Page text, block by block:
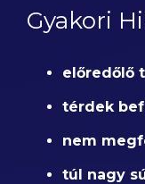
Gyakori
előredőlő
térdek
nem
túl nagy